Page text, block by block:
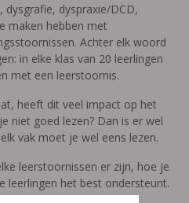
dysgrafie, dyspraxie/DCD,
maken hebben met
Achter elk woord
in elke klas van 20 leerlingen
met een leerstoornis.
heeft dit veel impact op het
niet goed lezen? Dan is er wel
vak moet je wel eens lezen.
leerstoornissen er zijn, hoe je
leerlingen het best ondersteunt.